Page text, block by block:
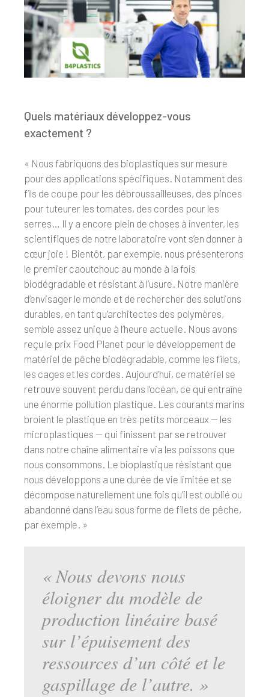
Quels matériaux développez-vous
exactement ?
« Nous fabriquons des bioplastiques sur mesure
pour des applications spécifiques. Notamment des
fils de coupe pour les débroussailleuses, des pinces
pour tuteurer les tomates, des cordes pour les
serres… Il y a encore plein de choses à inventer, les
scientifiques de notre laboratoire vont s’en donner à
cœur joie ! Bientôt, par exemple, nous présenterons
le premier caoutchouc au monde à la fois
biodégradable et résistant à l’usure. Notre manière
d’envisager le monde et de rechercher des solutions
durables, en tant qu’architectes des polymères,
semble assez unique à l’heure actuelle. Nous avons
reçu le prix Food Planet pour le développement de
matériel de pêche biodégradable, comme les filets,
les cages et les cordes. Aujourd’hui, ce matériel se
retrouve souvent perdu dans l’océan, ce qui entraîne
une énorme pollution plastique. Les courants marins
broient le plastique en très petits morceaux — les
microplastiques — qui finissent par se retrouver
dans notre chaîne alimentaire via les poissons que
nous consommons. Le bioplastique résistant que
nous développons a une durée de vie limitée et se
décompose naturellement une fois qu’il est oublié ou
abandonné dans l’eau sous forme de filets de pêche,
par exemple. »
« Nous devons nous
éloigner du modèle de
production linéaire basé
sur l’épuisement des
ressources d’un côté et le
gaspillage de l’autre. »